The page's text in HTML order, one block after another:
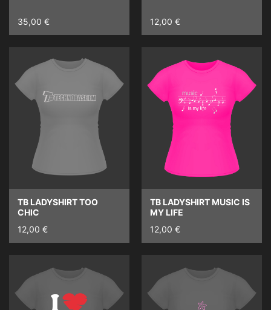
35,00 € 12,00 €
TB LADYSHIRT TOO
CHIC
12,00 €
TB LADYSHIRT MUSIC IS
MY LIFE
12,00 €